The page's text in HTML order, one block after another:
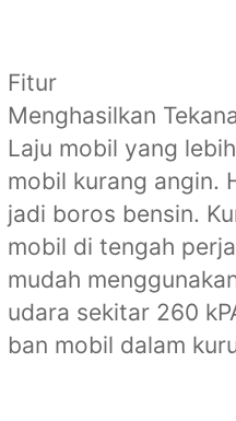
Fitur
Menghasilkan
Laju mobil yang
mobil kurang angin.
jadi boros bensin.
mobil di tengah
mudah
udara sekitar 260
ban mobil dalam